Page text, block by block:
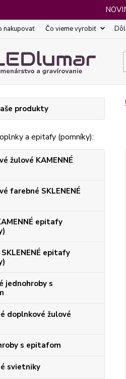
nakupovať Čo vieme vyrobiť
produkty
a epitafy (pomníky):
žulové KAMENNÉ
farebné SKLENENÉ
epitafy
epitafy
jednohroby s
doplnkové žulové
s epitafom
svietniky